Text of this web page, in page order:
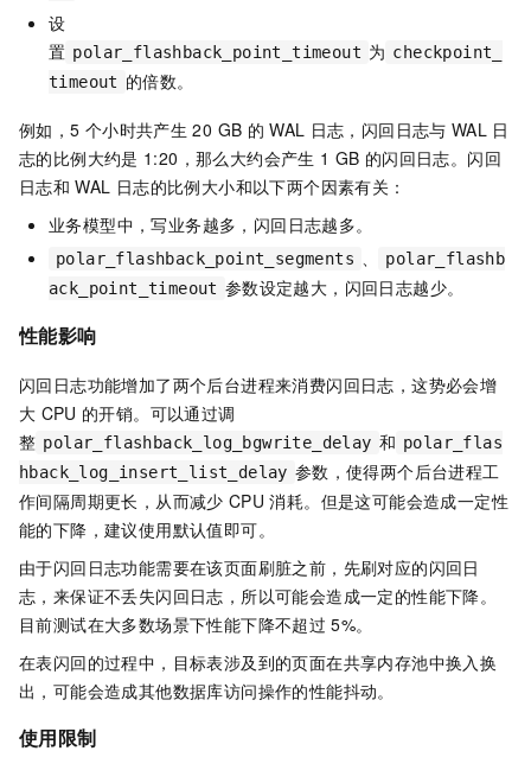
设
置 polar_flashback_point_timeout 为 checkpoint_
timeout 的倍数。
例如，5 个小时共产生 20 GB 的 WAL 日志，闪回日志与 WAL 日
志的比例大约是 1:20，那么大约会产生 1 GB 的闪回日志。闪回
日志和 WAL 日志的比例大小和以下两个因素有关：
业务模型中，写业务越多，闪回日志越多。
polar_flashback_point_segments
polar_flashb
ack_point_timeout 参数设定越大，闪回日志越少。
性能影响
闪回日志功能增加了两个后台进程来消费闪回日志，这势必会增
大 CPU 的开销。可以通过调
整 polar_flashback_log_bgwrite_delay 和 polar_flas
hback_log_insert_list_delay 参数，使得两个后台进程工
作间隔周期更长，从而减少 CPU 消耗。但是这可能会造成一定性
能的下降，建议使用默认值即可。
由于闪回日志功能需要在该页面刷脏之前，先刷对应的闪回日
志，来保证不丢失闪回日志，所以可能会造成一定的性能下降。
目前测试在大多数场景下性能下降不超过 5%。
在表闪回的过程中，目标表涉及到的页面在共享内存池中换入换
出，可能会造成其他数据库访问操作的性能抖动。
使用限制